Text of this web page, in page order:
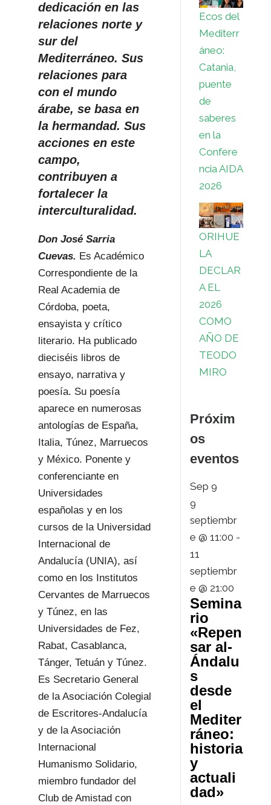
dedicación en las
relaciones norte y
sur del
Mediterráneo. Sus
relaciones para
con el mundo
árabe, se basa en
la hermandad. Sus
acciones en este
campo,
contribuyen a
fortalecer la
interculturalidad.
Don José Sarria
Cuevas. Es Académico
Correspondiente de la
Real Academia de
Córdoba, poeta,
ensayista y crítico
literario. Ha publicado
dieciséis libros de
ensayo, narrativa y
poesía. Su poesía
aparece en numerosas
antologías de España,
Italia, Túnez, Marruecos
y México. Ponente y
conferenciante en
Universidades
españolas y en los
cursos de la Universidad
Internacional de
Andalucía (UNIA), así
como en los Institutos
Cervantes de Marruecos
y Túnez, en las
Universidades de Fez,
Rabat, Casablanca,
Tánger, Tetuán y Túnez.
Es Secretario General
de la Asociación Colegial
de Escritores-Andalucía
y de la Asociación
Internacional
Humanismo Solidario,
miembro fundador del
Club de Amistad con
Ecos del
Mediterr
áneo:
Catania,
puente
de
saberes
en la
Confere
ncia AIDA
2026
ORIHUE
LA
DECLAR
A EL
2026
COMO
AÑO DE
TEODO
MIRO
Próxim
os
eventos
Sep9
9
septiembr
e @ 11:00 -
11
septiembr
e @ 21:00
Semina
rio
«Repen
sar al-
Ándalu
s
desde
el
Mediter
ráneo:
historia
y
actuali
dad»